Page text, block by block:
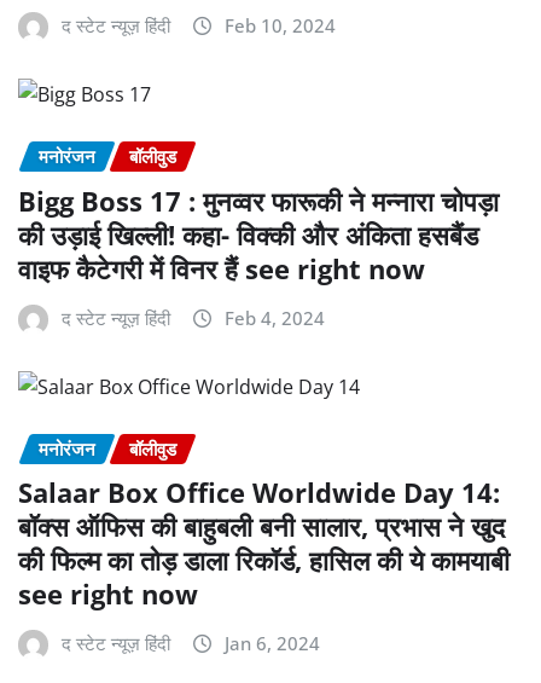
द स्टेट न्यूज़ हिंदी Feb 10, 2024
मनोरंजन बॉलीवुड
Bigg Boss 17 : मुनव्वर फारूकी ने मन्नारा चोपड़ा
की उड़ाई खिल्ली! कहा- विक्की और अंकिता हसबैंड
वाइफ कैटेगरी में विनर हैं see right now
द स्टेट न्यूज़ हिंदी Feb 4, 2024
मनोरंजन बॉलीवुड
Salaar Box Office Worldwide Day 14:
बॉक्स ऑफिस की बाहुबली बनी सालार, प्रभास ने खुद
की फिल्म का तोड़ डाला रिकॉर्ड, हासिल की ये कामयाबी
see right now
द स्टेट न्यूज़ हिंदी Jan 6, 2024